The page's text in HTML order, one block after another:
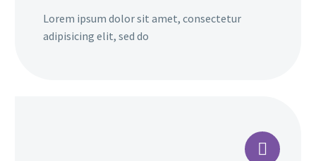
Lorem ipsum dolor sit amet, consectetur
adipisicing elit, sed do

